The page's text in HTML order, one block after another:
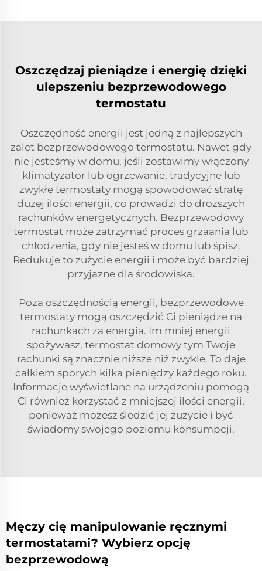
Oszczędzaj pieniądze i energię dzięki
ulepszeniu bezprzewodowego
termostatu
Oszczędność energii jest jedną z najlepszych
zalet bezprzewodowego termostatu. Nawet gdy
nie jesteśmy w domu, jeśli zostawimy włączony
klimatyzator lub ogrzewanie, tradycyjne lub
zwykłe termostaty mogą spowodować stratę
dużej ilości energii, co prowadzi do droższych
rachunków energetycznych. Bezprzewodowy
termostat może zatrzymać proces grzaania lub
chłodzenia, gdy nie jesteś w domu lub śpisz.
Redukuje to zużycie energii i może być bardziej
przyjazne dla środowiska.
Poza oszczędnością energii, bezprzewodowe
termostaty mogą oszczędzić Ci pieniądze na
rachunkach za energia. Im mniej energii
spożywasz, termostat domowy tym Twoje
rachunki są znacznie niższe niż zwykle. To daje
całkiem sporych kilka pieniędzy każdego roku.
Informacje wyświetlane na urządzeniu pomogą
Ci również korzystać z mniejszej ilości energii,
ponieważ możesz śledzić jej zużycie i być
świadomy swojego poziomu konsumpcji.
Męczy cię manipulowanie ręcznymi
termostatami? Wybierz opcję
bezprzewodową